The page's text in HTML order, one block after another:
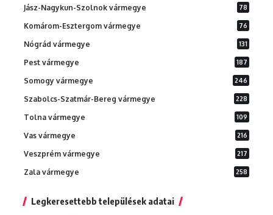
Jász-Nagykun-Szolnok vármegye 78
Komárom-Esztergom vármegye 76
Nógrád vármegye 131
Pest vármegye 187
Somogy vármegye 246
Szabolcs-Szatmár-Bereg vármegye 228
Tolna vármegye 109
Vas vármegye 216
Veszprém vármegye 217
Zala vármegye 258
Legkeresettebb települések adatai